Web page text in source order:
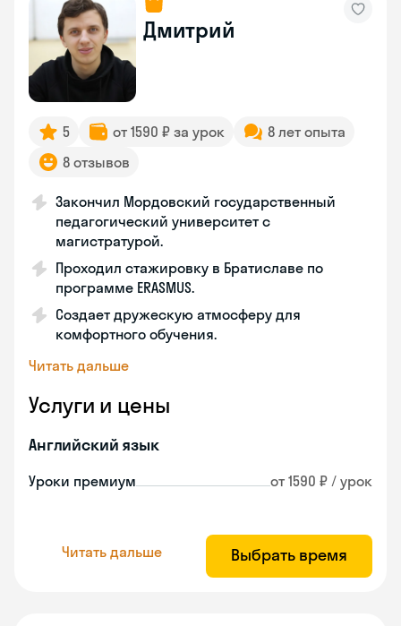
Дмитрий
5 от 1590 ₽ за урок
8 лет опыта
8 отзывов
Закончил Мордовский государственный
педагогический университет с
магистратурой.
Проходил стажировку в Братиславе по
программе ERASMUS.
Создает дружескую атмосферу для
комфортного обучения.
Читать дальше
Услуги и цены
Английский язык
Уроки премиум от 1590 ₽ / урок
Читать дальше Выбрать время